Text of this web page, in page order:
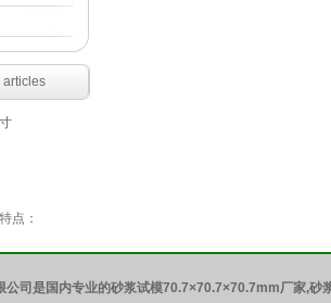
articles
点：
公司是国内专业的砂浆试模70.7×70.7×70.7mm厂家,